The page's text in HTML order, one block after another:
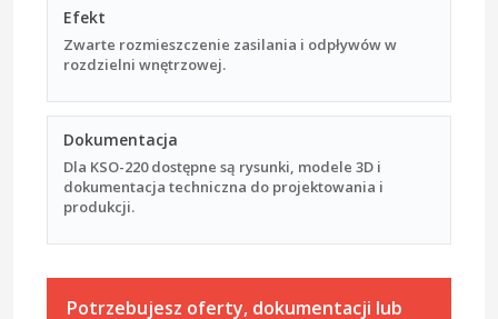
Efekt
Zwarte rozmieszczenie zasilania i odpływów w
rozdzielni wnętrzowej.
Dokumentacja
Dla KSO-220 dostępne są rysunki, modele 3D i
dokumentacja techniczna do projektowania i
produkcji.
Potrzebujesz oferty, dokumentacji lub